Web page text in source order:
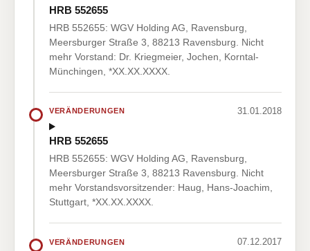
HRB 552655
HRB 552655: WGV Holding AG, Ravensburg,
Meersburger Straße 3, 88213 Ravensburg. Nicht
mehr Vorstand: Dr. Kriegmeier, Jochen, Korntal-
Münchingen, *XX.XX.XXXX.
VERÄNDERUNGEN 31.01.2018
HRB 552655
HRB 552655: WGV Holding AG, Ravensburg,
Meersburger Straße 3, 88213 Ravensburg. Nicht
mehr Vorstandsvorsitzender: Haug, Hans-Joachim,
Stuttgart, *XX.XX.XXXX.
VERÄNDERUNGEN 07.12.2017